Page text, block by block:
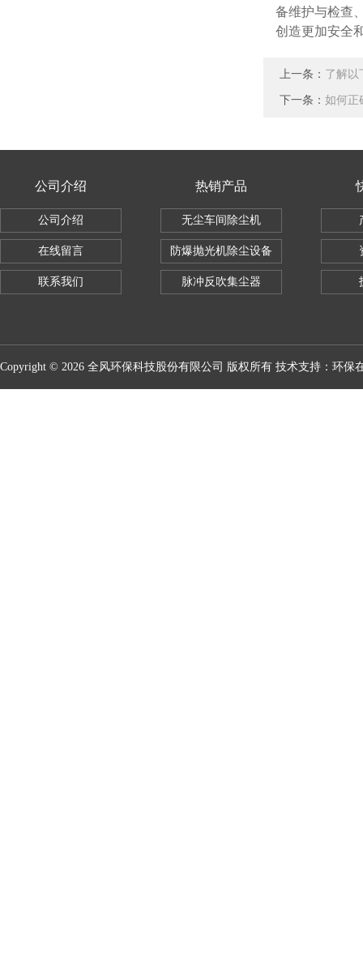
备维护与检查
创造更加安全
上一条： 了解以
下一条： 如何正
公司介绍
公司介绍
在线留言
联系我们
热销产品
无尘车间除尘机
防爆抛光机除尘设备
脉冲反吹集尘器
Copyright © 2026 全风环保科技股份有限公司 版权所有 技术支持： 环保